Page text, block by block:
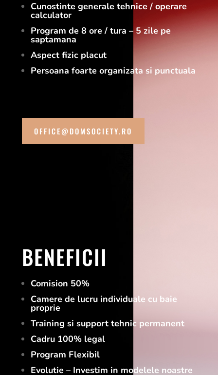
Cunostinte generale tehnice / operare
calculator
Program de 8 ore / tura – 5 zile pe
saptamana
Aspect fizic placut
Persoana foarte organizata si punctuala
OFFICE@DOMSOCIETY.RO
BENEFICII
Comision 50%
Camere de lucru individuale cu baie
proprie
Training si support tehnic permanent
Cadru 100% legal
Program Flexibil
Evolutie – Investim in modelele noastre